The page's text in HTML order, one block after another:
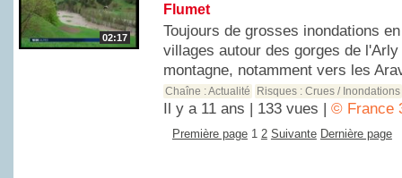
02:17
Flumet
Toujours de grosses inondations
villages autour des gorges de
montagne, notamment vers les
Chaîne :Actualité Risques :Crues / Inondations
Il y a 11 ans | 133 vues |© France
Première page 1 2 Suivante Dernière page